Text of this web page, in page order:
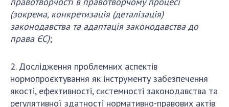
Бланки документів
НОВИНИ
НАУКОВІ ВИДАННЯ
МЕДІА ПРО НАС
(зокрема, конкретизація (деталізація)
законодавства та адаптація законодавства до
права ЄС);
2. Дослідження проблемних аспектів
нормопроєктування як інструменту забезпечення
якості, ефективності, системності законодавства та
регулятивної здатності нормативно-правових актів